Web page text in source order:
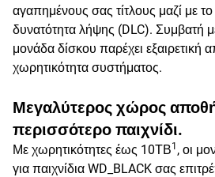
αγαπημένους σας τίτλους μαζί με
δυνατότητα λήψης (DLC). Συμβατή
μονάδα δίσκου παρέχει εξαιρετική
χωρητικότητα συστήματος.
Μεγαλύτερος χώρος
περισσότερο παιχνίδι.
Με χωρητικότητες έως 10ΤΒ1 , οι
για παιχνίδια WD_BLACK σας